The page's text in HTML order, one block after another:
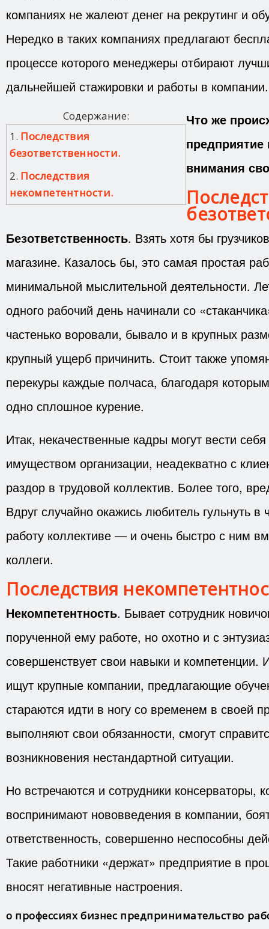
компаниях не жалеют денег на рекрутинг и
Нередко в таких компаниях предлагают
процессе которого менеджеры отбирают
дальнейшей стажировки и работы в компании.
Содержание:
1. Последствия
безответственности.
2. Последствия
некомпетентности.
Что же
внимания
Безответственность. Взять хотя бы
магазине. Казалось бы, это самая простая
минимальной мыслительной деятельности.
одного рабочий день начинали со
частенько воровали, бывало и в крупных
крупный ущерб причинить. Стоит также
перекуры каждые полчаса, благодаря
одно сплошное курение.
Итак, некачественные кадры могут вести
имуществом организации, неадекватно с
раздор в трудовой коллектив. Более того,
Вдруг случайно окажись любитель гульнуть в
работу коллективе — и очень быстро с ним
коллеги.
Последствия
Некомпетентность. Бывает сотрудник
порученной ему работе, но охотно и с
совершенствует свои навыки и компетенции.
ищут крупные компании, предлагающие
стараются идти в ногу со временем в своей
выполняют свои обязанности, смогут
возникновения нестандартной ситуации.
Но встречаются и сотрудники консерваторы,
воспринимают нововведения в компании,
ответственность, совершенно неспособны
Такие работники «держат» предприятие в
вносят негативные настроения.
о профессиях бизнес предпринимательство